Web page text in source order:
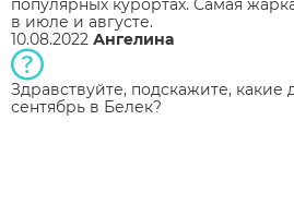
популярных курортах. Самая
в июле и августе.
10.08.2022 Ангелина
Здравствуйте, подскажите, какие
сентябрь в Белек?